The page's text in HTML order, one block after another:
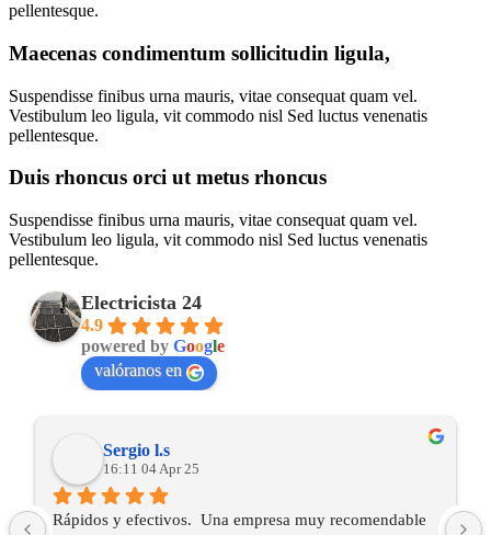
pellentesque.
Maecenas condimentum sollicitudin ligula,
Suspendisse finibus urna mauris, vitae consequat quam vel.
Vestibulum leo ligula, vit commodo nisl Sed luctus venenatis
pellentesque.
Duis rhoncus orci ut metus rhoncus
Suspendisse finibus urna mauris, vitae consequat quam vel.
Vestibulum leo ligula, vit commodo nisl Sed luctus venenatis
pellentesque.
Electricista 24
4.9
powered by Google
valóranos en
Sergio l.s
16:11 04 Apr 25
Rápidos y efectivos.  Una empresa muy recomendable